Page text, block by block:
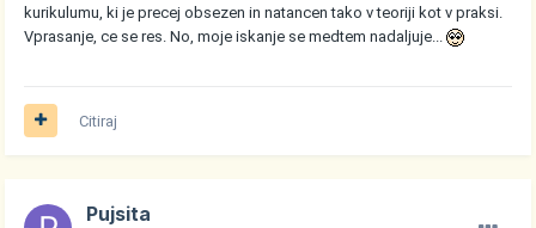
kurikulumu, ki je precej obsezen in natancen tako v teoriji kot v praksi.
Vprasanje, ce se res. No, moje iskanje se medtem nadaljuje...
Citiraj
Pujsita